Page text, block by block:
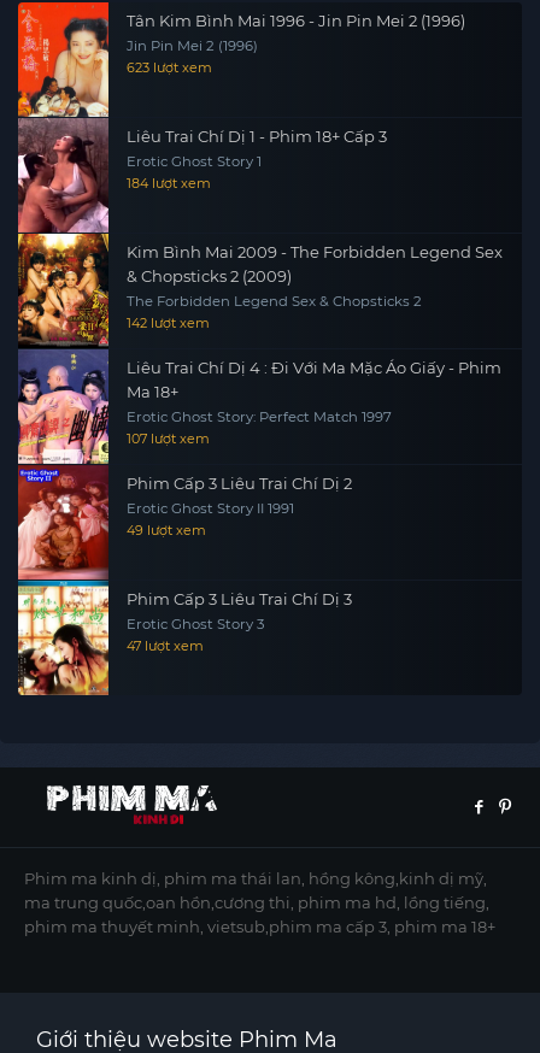
Tân Kim Bình Mai 1996 - Jin Pin Mei 2 (1996)
Jin Pin Mei 2 (1996)
623 lượt xem
Liêu Trai Chí Dị 1 - Phim 18+ Cấp 3
Erotic Ghost Story 1
184 lượt xem
Kim Bình Mai 2009 - The Forbidden Legend Sex
& Chopsticks 2 (2009)
The Forbidden Legend Sex & Chopsticks 2
142 lượt xem
Liêu Trai Chí Dị 4 : Đi Với Ma Mặc Áo Giấy - Phim
Ma 18+
Erotic Ghost Story: Perfect Match 1997
107 lượt xem
Phim Cấp 3 Liêu Trai Chí Dị 2
Erotic Ghost Story II 1991
49 lượt xem
Phim Cấp 3 Liêu Trai Chí Dị 3
Erotic Ghost Story 3
47 lượt xem
Phim ma kinh dị, phim ma thái lan, hồng kông,kinh dị mỹ,
ma trung quốc,oan hồn,cương thi, phim ma hd, lồng tiếng,
phim ma thuyết minh, vietsub,phim ma cấp 3, phim ma 18+
Giới thiệu website Phim Ma